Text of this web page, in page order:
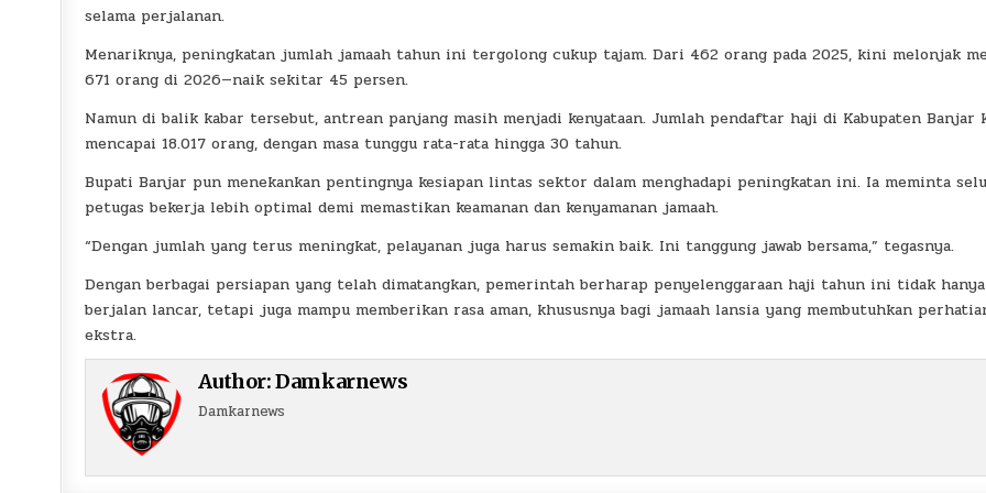
selama perjalanan.
Menariknya, peningkatan jumlah jamaah tahun ini tergolong cukup tajam. Dari 462 orang pada 2025, kini melonjak
671 orang di 2026—naik sekitar 45 persen.
Namun di balik kabar tersebut, antrean panjang masih menjadi kenyataan. Jumlah pendaftar haji di Kabupaten Banjar
mencapai 18.017 orang, dengan masa tunggu rata-rata hingga 30 tahun.
Bupati Banjar pun menekankan pentingnya kesiapan lintas sektor dalam menghadapi peningkatan ini. Ia meminta
petugas bekerja lebih optimal demi memastikan keamanan dan kenyamanan jamaah.
“Dengan jumlah yang terus meningkat, pelayanan juga harus semakin baik. Ini tanggung jawab bersama,” tegasnya.
Dengan berbagai persiapan yang telah dimatangkan, pemerintah berharap penyelenggaraan haji tahun ini tidak hanya
berjalan lancar, tetapi juga mampu memberikan rasa aman, khususnya bagi jamaah lansia yang membutuhkan
ekstra.
Author:Damkarnews
Damkarnews